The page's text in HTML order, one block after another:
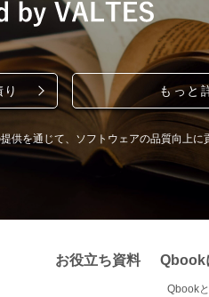
り もっと
供を通じて、ソフトウェアの品質向上
お役立ち資料 Qbook
Qbook